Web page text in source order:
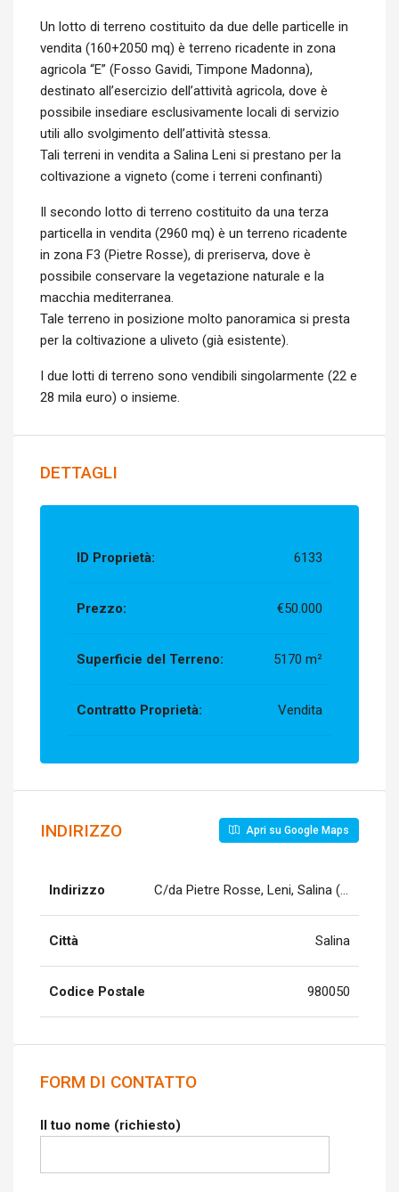
Un lotto di terreno costituito da due delle particelle in
vendita (160+2050 mq) è terreno ricadente in zona
agricola “E” (Fosso Gavidi, Timpone Madonna),
destinato all’esercizio dell’attività agricola, dove è
possibile insediare esclusivamente locali di servizio
utili allo svolgimento dell’attività stessa.
Tali terreni in vendita a Salina Leni si prestano per la
coltivazione a vigneto (come i terreni confinanti)
Il secondo lotto di terreno costituito da una terza
particella in vendita (2960 mq) è un terreno ricadente
in zona F3 (Pietre Rosse), di preriserva, dove è
possibile conservare la vegetazione naturale e la
macchia mediterranea.
Tale terreno in posizione molto panoramica si presta
per la coltivazione a uliveto (già esistente).
I due lotti di terreno sono vendibili singolarmente (22 e
28 mila euro) o insieme.
DETTAGLI
ID Proprietà: 6133
Prezzo: €50.000
Superficie del Terreno: 5170 m²
Contratto Proprietà: Vendita
INDIRIZZO Apri su Google Maps
Indirizzo C/da Pietre Rosse, Leni, Salina (Me) C/
Città Salina
Codice Postale 980050
FORM DI CONTATTO
Il tuo nome (richiesto)